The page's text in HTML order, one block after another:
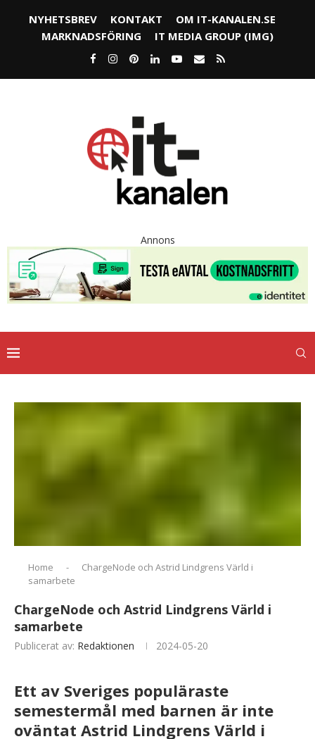
NYHETSBREV KONTAKT
OM IT-KANALEN.SE
MARKNADSFÖRING
IT MEDIA GROUP (IMG)
Annons
Home -
ChargeNode och Astrid Lindgrens Värld i
samarbete
ChargeNode och Astrid Lindgrens Värld i
samarbete
Publicerat av: Redaktionen 2024-05-20
Ett av Sveriges populäraste
semestermål med barnen är inte
oväntat Astrid Lindgrens Värld i